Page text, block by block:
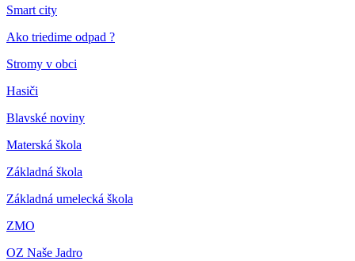
Smart city
Ako triedime odpad ?
Stromy v obci
Hasiči
Blavské noviny
Materská škola
Základná škola
Základná umelecká škola
ZMO
OZ Naše Jadro